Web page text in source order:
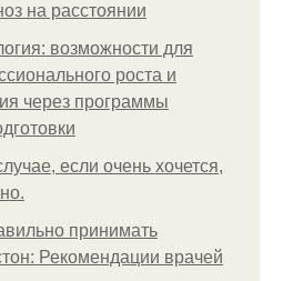
на расстоянии
возможности для
роста и
через программы
если очень хочется,
принимать
Рекомендации врачей